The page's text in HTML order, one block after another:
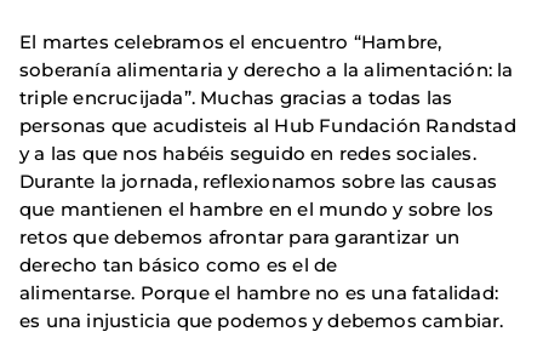
El martes celebramos el encuentro “Hambre,
soberanía alimentaria y derecho a la alimentación: la
triple encrucijada”. Muchas gracias a todas las
personas que acudisteis al Hub Fundación Randstad
y a las que nos habéis seguido en redes sociales.
Durante la jornada, reflexionamos sobre las causas
que mantienen el hambre en el mundo y sobre los
retos que debemos afrontar para garantizar un
derecho tan básico como es el de
alimentarse. Porque el hambre no es una fatalidad:
es una injusticia que podemos y debemos cambiar.